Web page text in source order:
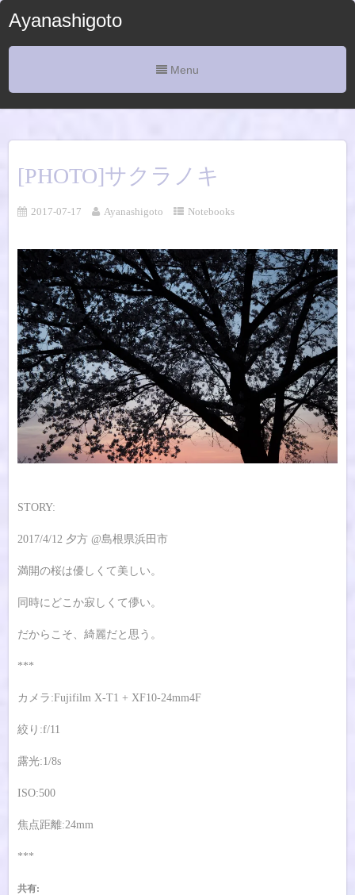
Ayanashigoto
Menu
[PHOTO]サクラノキ
2017-07-17 Ayanashigoto Notebooks
STORY:
2017/4/12 夕方 @島根県浜田市
満開の桜は優しくて美しい。
同時にどこか寂しくて儚い。
だからこそ、綺麗だと思う。
***
カメラ:Fujifilm X-T1 + XF10-24mm4F
絞り:f/11
露光:1/8s
ISO:500
焦点距離:24mm
***
共有: